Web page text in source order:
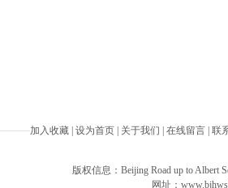
加入收藏 设为首页 关于我们 在线留言 联
版权信息：Beijing Road up to Albert
网址：